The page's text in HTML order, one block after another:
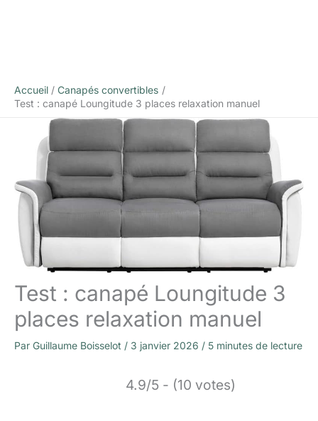
Accueil
Canapés convertibles
Test : canapé Loungitude 3 places relaxation manuel
Test : canapé Loungitude 3
places relaxation manuel
Par Guillaume Boisselot / 3 janvier 2026 / 5 minutes de lecture
4.9/5 - (10 votes)